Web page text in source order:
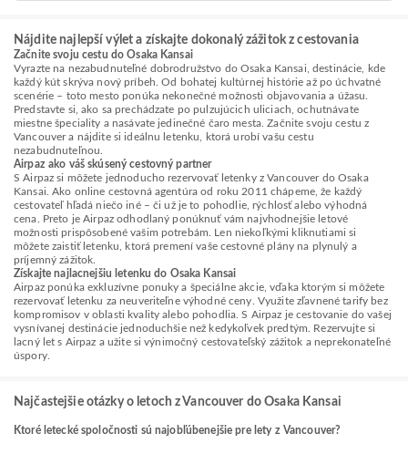
Nájdite najlepší výlet a získajte dokonalý zážitok z cestovania
Začnite svoju cestu do Osaka Kansai
Vyrazte na nezabudnuteľné dobrodružstvo do Osaka Kansai, destinácie, kde
každý kút skrýva nový príbeh. Od bohatej kultúrnej histórie až po úchvatné
scenérie – toto mesto ponúka nekonečné možnosti objavovania a úžasu.
Predstavte si, ako sa prechádzate po pulzujúcich uliciach, ochutnávate
miestne špeciality a nasávate jedinečné čaro mesta. Začnite svoju cestu z
Vancouver a nájdite si ideálnu letenku, ktorá urobí vašu cestu
nezabudnuteľnou.
Airpaz ako váš skúsený cestovný partner
S Airpaz si môžete jednoducho rezervovať letenky z Vancouver do Osaka
Kansai. Ako online cestovná agentúra od roku 2011 chápeme, že každý
cestovateľ hľadá niečo iné – či už je to pohodlie, rýchlosť alebo výhodná
cena. Preto je Airpaz odhodlaný ponúknuť vám najvhodnejšie letové
možnosti prispôsobené vašim potrebám. Len niekoľkými kliknutiami si
môžete zaistiť letenku, ktorá premení vaše cestovné plány na plynulý a
príjemný zážitok.
Získajte najlacnejšiu letenku do Osaka Kansai
Airpaz ponúka exkluzívne ponuky a špeciálne akcie, vďaka ktorým si môžete
rezervovať letenku za neuveriteľne výhodné ceny. Využite zľavnené tarify bez
kompromisov v oblasti kvality alebo pohodlia. S Airpaz je cestovanie do vašej
vysnívanej destinácie jednoduchšie než kedykoľvek predtým. Rezervujte si
lacný let s Airpaz a užite si výnimočný cestovateľský zážitok a neprekonateľné
úspory.
Najčastejšie otázky o letoch z Vancouver do Osaka Kansai
Ktoré letecké spoločnosti sú najobľúbenejšie pre lety z Vancouver?